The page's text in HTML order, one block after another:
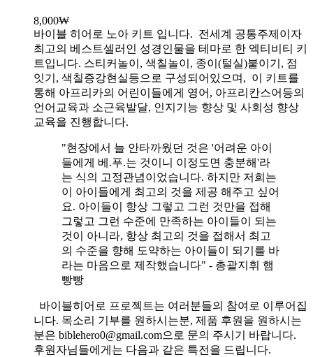
8,000₩
바이블 히어로 노아 키트 입니다. 전세계 공통주제이자
최고의 베스트셀러인 성경인물을 테마로 한 엑티비티 키
트입니다. 스티커놀이, 색칠놀이, 종이(털실)붙이기, 점
잇기, 색칠증강현실등으로 구성되어있으며, 이 키트를
통해 아프리카의 어린이들에게 영어, 아프리칸스어등의
언어교육과 소근육발달, 인지기능 향상 및 사회성 향상
교육을 진행합니다.
"현장에서 늘 안타까웠던 것은 '어려운 아이
들에게 베.푸.는 것이니 이정도면 충분해'라
는 식의 고정관념이었습니다. 하지만 저희는
이 아이들에게 최고의 것을 제공 해주고 싶어
요. 아이들이 항상 그렇고 그런 것만을 접해
그렇고 그런 수준에 만족하는 아이들이 되는
것이 아니라, 항상 최고의 것을 접해서 최고
의 수준을 향해 도약하는 아이들이 되기를 바
라는 마음으로 제작했습니다" - 총괄지휘 햄
빵빵
바이블히어로 프로젝트는 여러분들의 참여로 이루어집
니다. 목소리 기부를 원하시는분, 제품 후원을 원하시는
분은 biblehero0@gmail.com으로 문의 주시기 바랍니다.
후원자님들에게는 다음과 같은 특전을 드립니다.